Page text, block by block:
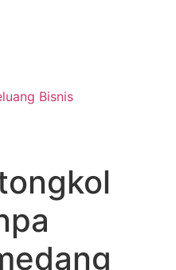
Bisnis